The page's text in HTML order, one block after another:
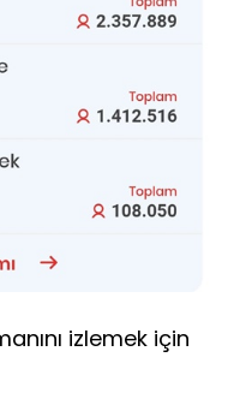
izlemek için